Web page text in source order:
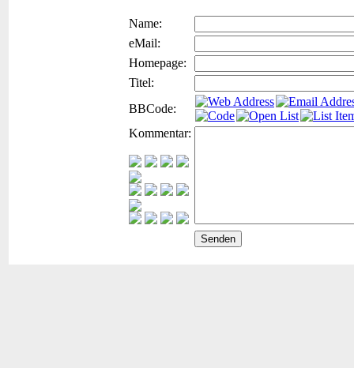
Name:
eMail:
Homepage:
Titel:
BBCode:
Kommentar: